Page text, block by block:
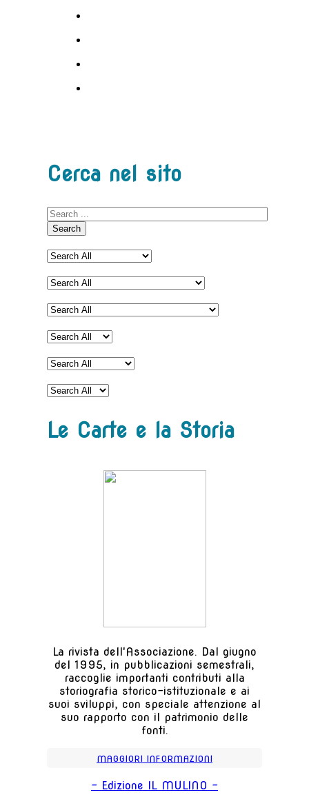
Cerca nel sito
Search
Le Carte e la Storia
La rivista dell'Associazione. Dal giugno
del 1995, in pubblicazioni semestrali,
raccoglie importanti contributi alla
storiografia storico-istituzionale e ai
suoi sviluppi, con speciale attenzione al
suo rapporto con il patrimonio delle
fonti.
MAGGIORI INFORMAZIONI
- Edizione IL MULINO -